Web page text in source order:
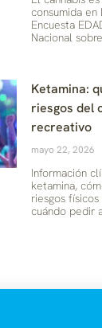
consumida en
Encuesta
Nacional
Ketamina:
riesgos del
recreativo
mayo 22, 2026
Información
ketamina,
riesgos
cuándo pedir